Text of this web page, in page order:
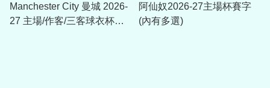
Manchester City 曼城 2026-
27 主場/作客/三客球衣杯賽
阿仙奴2026-27主場杯賽字
(內有多選)